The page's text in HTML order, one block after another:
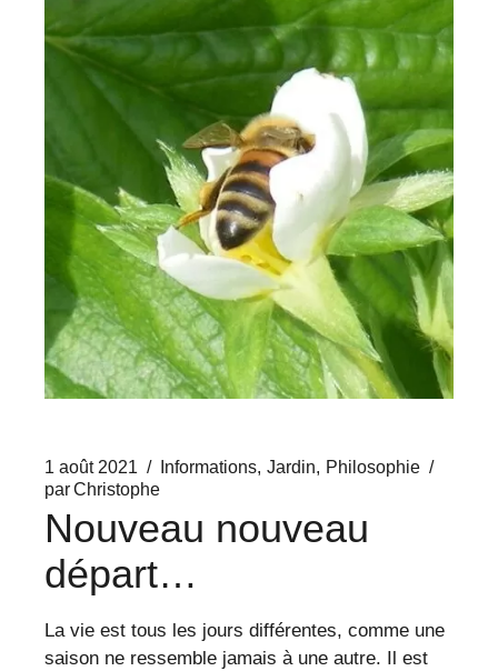
1 août 2021 Informations Jardin
Philosophie
parChristophe
Nouveau nouveau
départ…
La vie est tous les jours différentes, comme une
saison ne ressemble jamais à une autre. Il est